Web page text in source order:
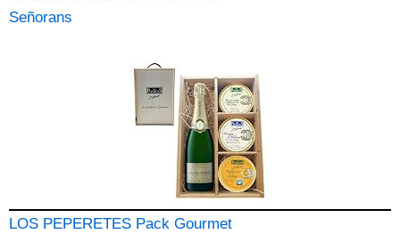
Señorans
LOS PEPERETES Pack Gourmet